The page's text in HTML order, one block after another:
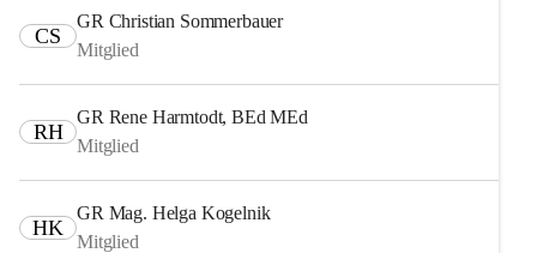
CS
GR Christian Sommerbauer
Mitglied
RH
GR Rene Harmtodt, BEd MEd
Mitglied
HK
GR Mag. Helga Kogelnik
Mitglied